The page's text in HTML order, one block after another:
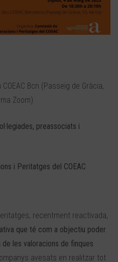
Bcn (Passeig de Gràcia,
Zoom)
preassociats i
i Peritatges del COEAC
recentment reactivada,
que té com a objectiu poder
les valoracions de finques
avesats en realitzar tot